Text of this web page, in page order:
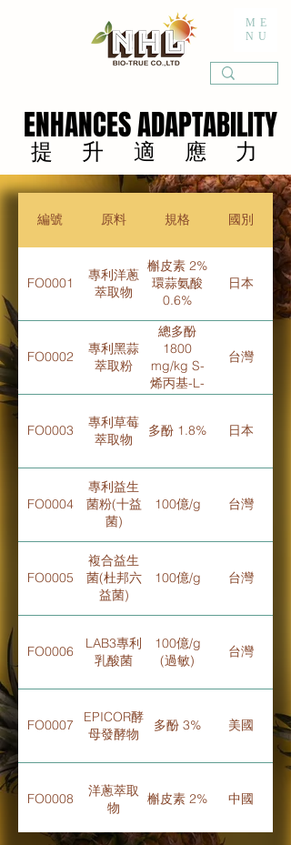
ME
NU
ENHANCES ADAPTABILITY
ENHANCES ADAPTABILITY
提升適應力
提升適應力
編號 原料 規格 國別
FO0001
專利洋蔥
萃取物
槲皮素 2%
環蒜氨酸
0.6%
日本
FO0002
專利黑蒜
萃取粉
總多酚
1800
mg/kg S-
烯丙基-L-
半胱胺酸
mg/kg
台灣
FO0003
專利草莓
萃取物
多酚 1.8% 日本
FO0004
專利益生
菌粉(十益
菌)
100億/g 台灣
FO0005
複合益生
菌(杜邦六
益菌)
100億/g 台灣
FO0006
LAB3專利
乳酸菌
100億/g
(過敏)
台灣
FO0007
EPICOR酵
母發酵物
多酚 3% 美國
FO0008
洋蔥萃取
物
槲皮素 2% 中國